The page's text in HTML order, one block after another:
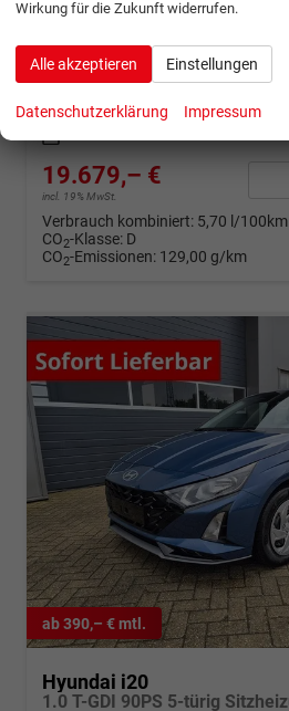
Fahrzeugnr. 1336797
Leistung
66 kW (90 PS) Kilometerstand
19.679,– €
incl. 19% MwSt.
Verbrauch kombiniert: 5,70 l/100km
CO2-Klasse: D
CO2-Emissionen: 129,00 g/km
ab 390,– € mtl.
Hyundai i20
Wirkung für die Zukunft widerrufen.
Alle akzeptieren Einstellungen
Datenschutzerklärung Impressum